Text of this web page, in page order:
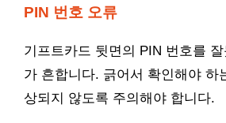
PIN 번호 오류
기프트카드 뒷면의 PIN 번호를
가 흔합니다. 긁어서 확인해야 하
상되지 않도록 주의해야 합니다.